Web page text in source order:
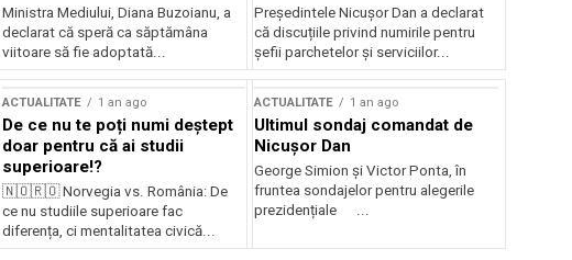
Ministra Mediului, Diana Buzoianu, a
declarat că speră ca săptămâna
viitoare să fie adoptată...
Președintele Nicușor Dan a declarat
că discuțiile privind numirile pentru
șefii parchetelor și serviciilor...
ACTUALITATE 1 an ago
De ce nu te poți numi deștept
doar pentru că ai studii
superioare!?
🇳🇴🇷🇴 Norvegia vs. România: De
ce nu studiile superioare fac
diferența, ci mentalitatea civică...
ACTUALITATE 1 an ago
Ultimul sondaj comandat de
Nicușor Dan
George Simion și Victor Ponta, în
fruntea sondajelor pentru alegerile
prezidențiale ...